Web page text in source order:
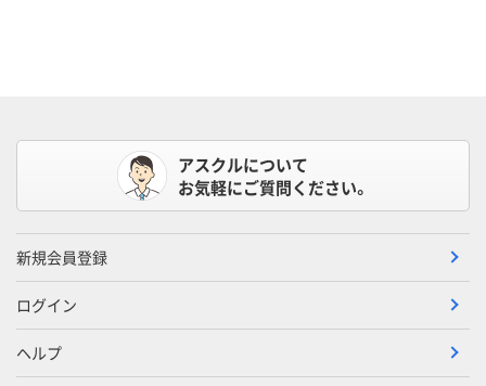
アスクルについて
お気軽にご質問ください。
新規会員登録
ログイン
ヘルプ